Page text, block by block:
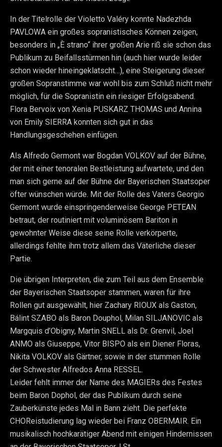
In der Titelrolle der Violetto Valéry konnte Nadezhda
PAVLOWA ein großes sopranistisches Können zeigen,
besonders in „È strano“ ihrer großen Arie riß sie schon das
Publikum zu Beifallsstürmen hin (auch hier wurde leider
schon wieder hineingeklatscht…), eine Steigerung dieser
großen Sopranstimme war wohl bis zum Schluß nicht mehr
möglich, für die Sopranistin ein riesiger Erfolgsabend.
Flora Bervoix von Xenia PUSKARZ THOMAS und Annina
von Emily SIERRA konnten sich gut in das
Handlungsgeschehen einfügen.
Als Alfredo Germont war Bogdan VOLKOV auf der Bühne,
der mit einer tenoralen Bestleistung aufwartete, und den
man sich gerne auf der Bühne der Bayerischen Staatsoper
öfter wünschen würde. Mit der Rolle des Vaters Georgio
Germont wurde einspringenderweise George PETEAN
betraut, der routiniert mit voluminösem Bariton in
gewohnter Weise diese seine Rolle verkörperte,
allerdings fehlte ihm trotz allem das Väterliche dieser
Partie.
Die übrigen Interpreten, die zum Teil aus dem Ensemble
der Bayerischen Staatsoper stammen, waren für ihre
Rollen gut ausgewählt, hier Zachary RIOUX als Gaston,
Bálint SZABO als Baron Douphol, Milan SILJANOVIC als
Margquis d’Obigny, Martin SNELL als Dr. Grenvil, Joel
ANMO als Giuseppe, Vitor BISPO als ein Diener Floras,
Nikita VOLKOV als Gärtner, sowie in der stummen Rolle
der Schwester Alfredos Anna RESSEL.
Leider fehlt immer der Name des MAGIERs des Festes
beim Baron Dophol, der das Publikum durch seine
Zauberkünste jedes Mal in Bann zieht. Die perfekte
CHOReistudierung lag wieder bei Franz OBERMAIR. Ein
musikalisch hochkarätiger Abend mit einigen Hindernissen